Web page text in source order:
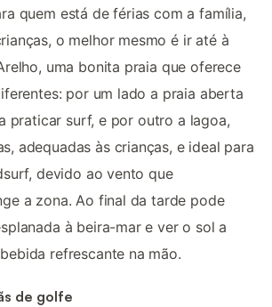
quem está de férias com a família,
o melhor mesmo é ir até à
uma bonita praia que oferece
por um lado a praia aberta
praticar surf, e por outro a lagoa,
adequadas às crianças, e ideal para
devido ao vento que
a zona. Ao final da tarde pode
à beira-mar e ver o sol a
refrescante na mão.
de golfe